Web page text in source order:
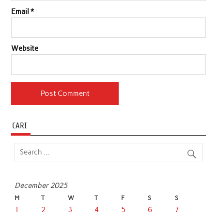
Email *
Website
CARI
December 2025
M T W T F S S
1 2 3 4 5 6
7